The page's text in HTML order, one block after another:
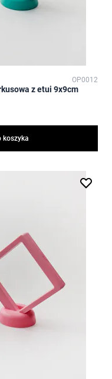
OP0012
z etui 9x9cm
koszyka